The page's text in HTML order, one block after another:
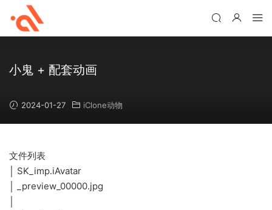
小鬼 + 配套动画
2024-01-27 iClone动物
文件列表
│ SK_imp.iAvatar
│ _preview_00000.jpg